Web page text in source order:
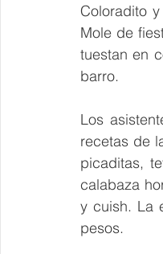
Coloradito
Mole de
tuestan en
barro.
Los
recetas de
picaditas,
calabaza
y cuish. La
pesos.